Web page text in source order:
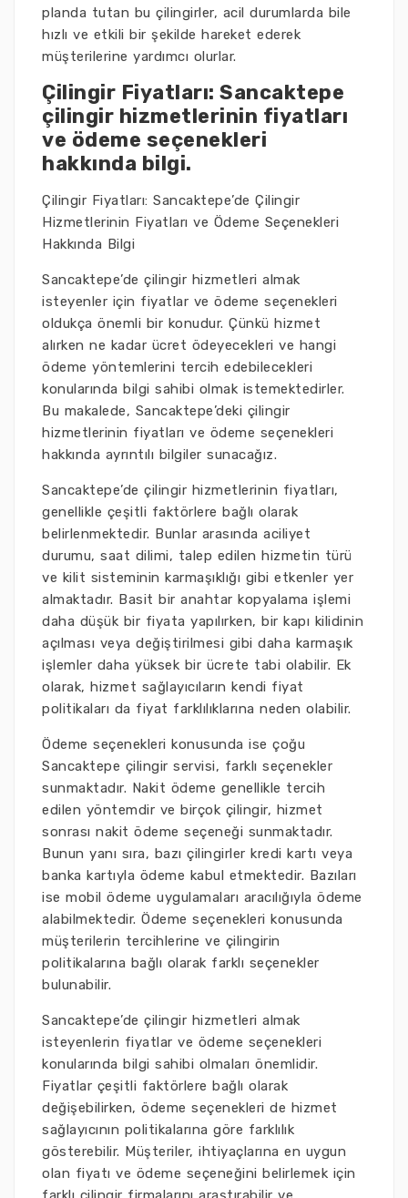
planda tutan bu çilingirler, acil durumlarda bile
hızlı ve etkili bir şekilde hareket ederek
müşterilerine yardımcı olurlar.
Çilingir Fiyatları: Sancaktepe
çilingir hizmetlerinin fiyatları
ve ödeme seçenekleri
hakkında bilgi.
Çilingir Fiyatları: Sancaktepe’de Çilingir
Hizmetlerinin Fiyatları ve Ödeme Seçenekleri
Hakkında Bilgi
Sancaktepe’de çilingir hizmetleri almak
isteyenler için fiyatlar ve ödeme seçenekleri
oldukça önemli bir konudur. Çünkü hizmet
alırken ne kadar ücret ödeyecekleri ve hangi
ödeme yöntemlerini tercih edebilecekleri
konularında bilgi sahibi olmak istemektedirler.
Bu makalede, Sancaktepe’deki çilingir
hizmetlerinin fiyatları ve ödeme seçenekleri
hakkında ayrıntılı bilgiler sunacağız.
Sancaktepe’de çilingir hizmetlerinin fiyatları,
genellikle çeşitli faktörlere bağlı olarak
belirlenmektedir. Bunlar arasında aciliyet
durumu, saat dilimi, talep edilen hizmetin türü
ve kilit sisteminin karmaşıklığı gibi etkenler yer
almaktadır. Basit bir anahtar kopyalama işlemi
daha düşük bir fiyata yapılırken, bir kapı kilidinin
açılması veya değiştirilmesi gibi daha karmaşık
işlemler daha yüksek bir ücrete tabi olabilir. Ek
olarak, hizmet sağlayıcıların kendi fiyat
politikaları da fiyat farklılıklarına neden olabilir.
Ödeme seçenekleri konusunda ise çoğu
Sancaktepe çilingir servisi, farklı seçenekler
sunmaktadır. Nakit ödeme genellikle tercih
edilen yöntemdir ve birçok çilingir, hizmet
sonrası nakit ödeme seçeneği sunmaktadır.
Bunun yanı sıra, bazı çilingirler kredi kartı veya
banka kartıyla ödeme kabul etmektedir. Bazıları
ise mobil ödeme uygulamaları aracılığıyla ödeme
alabilmektedir. Ödeme seçenekleri konusunda
müşterilerin tercihlerine ve çilingirin
politikalarına bağlı olarak farklı seçenekler
bulunabilir.
Sancaktepe’de çilingir hizmetleri almak
isteyenlerin fiyatlar ve ödeme seçenekleri
konularında bilgi sahibi olmaları önemlidir.
Fiyatlar çeşitli faktörlere bağlı olarak
değişebilirken, ödeme seçenekleri de hizmet
sağlayıcının politikalarına göre farklılık
gösterebilir. Müşteriler, ihtiyaçlarına en uygun
olan fiyatı ve ödeme seçeneğini belirlemek için